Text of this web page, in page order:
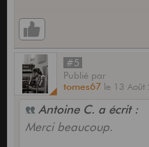
#5
Publié par
tomes67 le 13 Août
Antoine C. a écrit :
Merci beaucoup.